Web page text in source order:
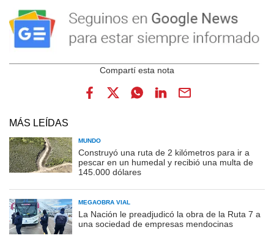
MÁS LEÍDAS
MUNDO
Construyó una ruta de 2 kilómetros para ir a
pescar en un humedal y recibió una multa de
145.000 dólares
MEGAOBRA VIAL
La Nación le preadjudicó la obra de la Ruta 7 a
una sociedad de empresas mendocinas